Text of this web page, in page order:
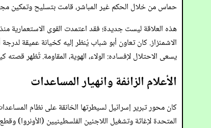
حماس من خلال الحكم غير المباشر، قامت بتسليح وتمكين
هذه العلاقة ليست جديدة؛ فقد اعتمدت القوى الاستعمارية
الاشمئزاز. كان تعاون أبو شباب يُنظر إليه كخيانة عميقة
يسعى الاحتلال لإفساده: الولاء، الهوية، المقاومة. تُظهر
الأعلام الزائفة وانهيار المساعدات